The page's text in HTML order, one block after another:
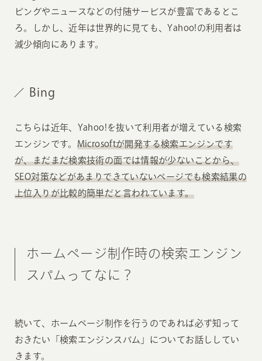
ピングやニュースなどの付随サービスが豊富であるとこ
ろ。しかし、近年は世界的に見ても、Yahoo!の利用者は
減少傾向にあります。
Bing
こちらは近年、Yahoo!を抜いて利用者が増えている検索
エンジンです。 Microsoftが開発する検索エンジンです
が、まだまだ検索技術の面では情報が少ないことから、
SEO対策などがあまりできていないページでも検索結果の
上位入りが比較的簡単だと言われています。
ホームページ制作時の検索エンジン
スパムってなに？
続いて、ホームページ制作を行うのであれば必ず知って
おきたい「検索エンジンスパム」についてお話ししてい
きます。